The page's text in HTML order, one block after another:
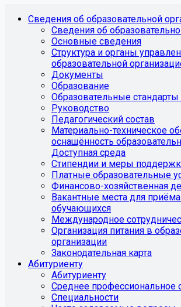
Сведения об образовательной
Сведения об
Основные сведения
Структура и органы
образовательной
Документы
Образование
Образовательные стандарты
Руководство
Педагогический состав
Материально-техническое
оснащённость
Доступная среда
Стипендии и меры
Платные образовательные
Финансово-хозяйственная
Вакантные места для
обучающихся
Международное
Организация питания в
организации
Законодательная карта
Абитуриенту
Абитуриенту
Среднее профессиональное
Специальности